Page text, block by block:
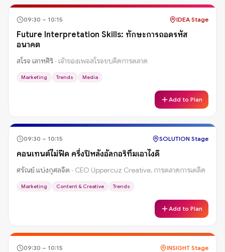
09:30 – 10:15 IDEA Stage
Future Interpretation Skills: ทักษะการถอดรหัส
อนาคต
สโรจ เลาหศิริ · เจ้าของเพจสโรจขบคิดการตลาด
Marketing Trends Media
Add to Plan
09:30 – 10:15 SOLUTION Stage
คอนเทนต์ไม่ฟีด ครึ่งปีหลังอัลกอริทึมเอาไงดี
ศรัณย์ แบ่งกุศลจิต · CEO Uppercuz Creative, การตลาดการเตลิด
Marketing Content & Creative Trends
Add to Plan
09:30 – 10:15 INSIGHT Stage